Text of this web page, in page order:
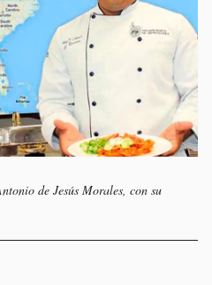
de Jesús Morales, con su